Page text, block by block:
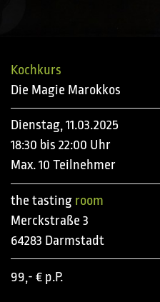
Kochkurs
Die Magie Marokkos
Dienstag, 11.03.2025
18:30 bis 22:00 Uhr
Max. 10 Teilnehmer
the tasting room
Merckstraße 3
64283 Darmstadt
99,- € p.P.